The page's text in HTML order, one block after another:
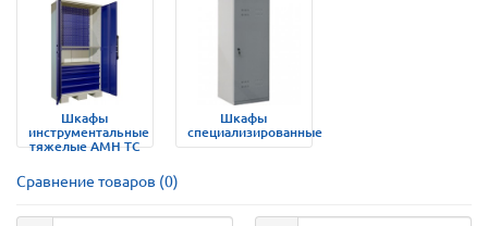
Шкафы
инструментальные
тяжелые AMH TC
Шкафы
специализированные
Сравнение товаров (0)